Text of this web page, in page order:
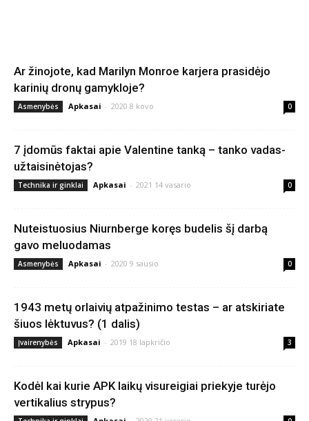
Ar žinojote, kad Marilyn Monroe karjera prasidėjo
karinių dronų gamykloje?
Asmenybės Apkasai - 2020 8 kovo 0
7 įdomūs faktai apie Valentine tanką – tanko vadas-
užtaisinėtojas?
Technika ir ginklai Apkasai - 2021 14 vasario 0
Nuteistuosius Niurnberge koręs budelis šį darbą
gavo meluodamas
Asmenybės Apkasai - 2020 9 sausio 0
1943 metų orlaivių atpažinimo testas – ar atskiriate
šiuos lėktuvus? (1 dalis)
Įvairenybės Apkasai - 2019 18 lapkričio 3
Kodėl kai kurie APK laikų visureigiai priekyje turėjo
vertikalius strypus?